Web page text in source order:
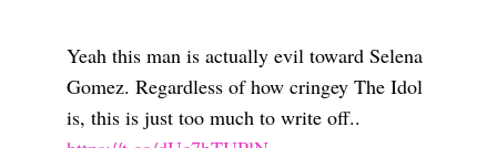
Yeah this man is actually evil toward Selena
Gomez. Regardless of how cringey The Idol
is, this is just too much to write off..